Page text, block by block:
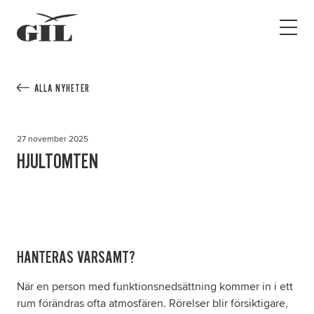
Open
Ha assistans
Jobb
ALLA NYHETER
27 november 2025
HJULTOMTEN
HANTERAS VARSAMT?
När en person med funktionsnedsättning kommer in i ett
rum förändras ofta atmosfären. Rörelser blir försiktigare,